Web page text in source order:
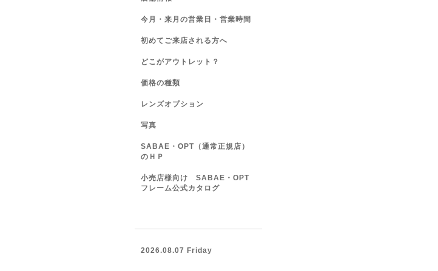
今月・来月の営業日・営業時間
初めてご来店される方へ
どこがアウトレット？
価格の種類
レンズオプション
写真
SABAE・OPT（通常正規店）
のＨＰ
小売店様向け SABAE・OPT
フレーム公式カタログ
2026.08.07 Friday